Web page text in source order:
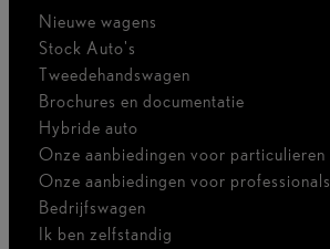
Nieuwe wagens
Stock Auto's
Tweedehandswagen
Brochures en documentatie
Hybride auto
Onze aanbiedingen voor particulieren
Onze aanbiedingen voor professionals
Bedrijfswagen
Ik ben zelfstandig